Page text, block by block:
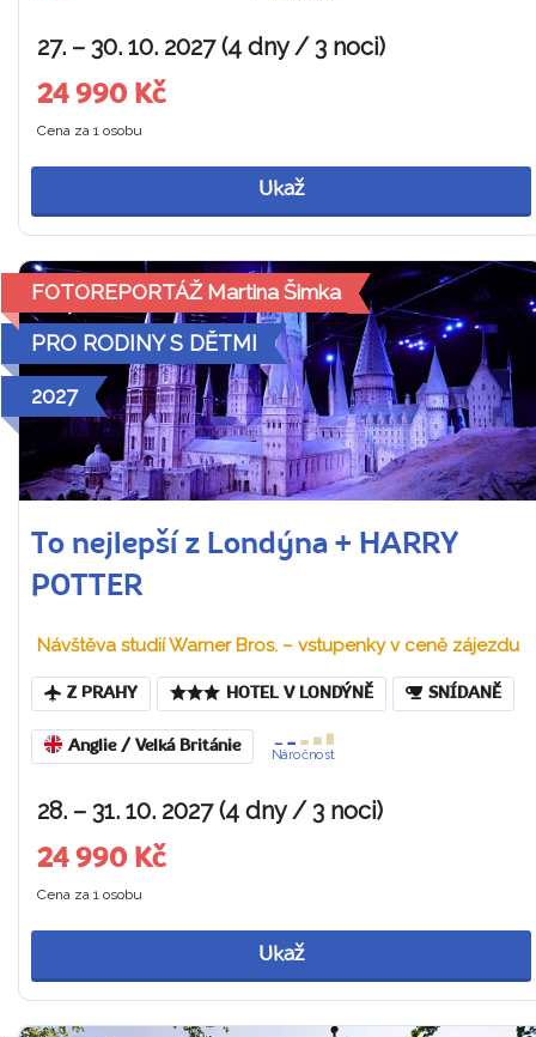
27. – 30. 10. 2027 (4 dny / 3 noci)
24 990 Kč
Cena za 1 osobu
Ukaž
FOTOREPORTÁŽ Martina Šimka
PRO RODINY S DĚTMI
2027
To nejlepší z Londýna + HARRY
POTTER
Návštěva studií Warner Bros. – vstupenky v ceně zájezdu
Z PRAHY HOTEL V LONDÝNĚ SNÍDANĚ
Anglie / Velká Británie
Náročnost
28. – 31. 10. 2027 (4 dny / 3 noci)
24 990 Kč
Cena za 1 osobu
Ukaž